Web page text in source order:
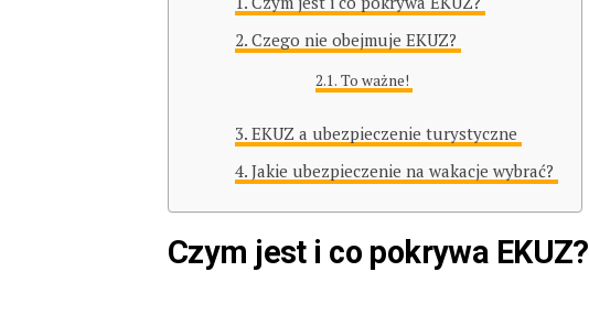
Czego nie obejmuje EKUZ?
To ważne!
EKUZ a ubezpieczenie turystyczne
Jakie ubezpieczenie na wakacje wybrać?
Czym jest i co pokrywa EKUZ?